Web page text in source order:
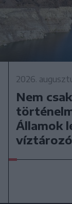
2026.
Nem
Államok